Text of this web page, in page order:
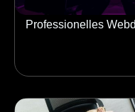
Professionelles